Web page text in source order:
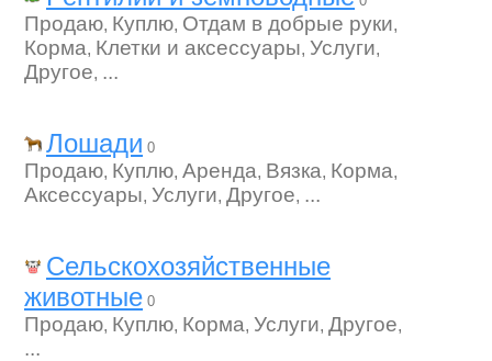
Продаю, Куплю, Отдам в добрые руки,
Корма, Клетки и аксессуары, Услуги,
Другое, ...
Лошади 0
Продаю, Куплю, Аренда, Вязка, Корма,
Аксессуары, Услуги, Другое, ...
Сельскохозяйственные
животные 0
Продаю, Куплю, Корма, Услуги, Другое,
...